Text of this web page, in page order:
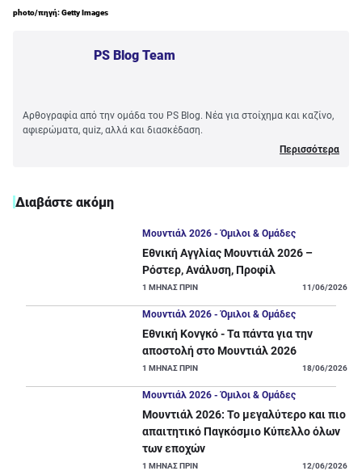
photo/πηγή: Getty Images
PS Blog Team
Αρθογραφία από την ομάδα του PS Blog. Νέα για στοίχημα και καζίνο,
αφιερώματα, quiz, αλλά και διασκέδαση.
Περισσότερα
Διαβάστε ακόμη
Μουντιάλ 2026 - Όμιλοι & Ομάδες
Εθνική Αγγλίας Μουντιάλ 2026 –
Ρόστερ, Ανάλυση, Προφίλ
1 ΜΗΝΑΣ ΠΡΙΝ 11/06/2026
Μουντιάλ 2026 - Όμιλοι & Ομάδες
Εθνική Κονγκό - Τα πάντα για την
αποστολή στο Μουντιάλ 2026
1 ΜΗΝΑΣ ΠΡΙΝ 18/06/2026
Μουντιάλ 2026 - Όμιλοι & Ομάδες
Μουντιάλ 2026: Το μεγαλύτερο και πιο
απαιτητικό Παγκόσμιο Κύπελλο όλων
των εποχών
1 ΜΗΝΑΣ ΠΡΙΝ 12/06/2026